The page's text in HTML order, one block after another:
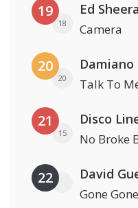
19
18
Ed
Camera
20
20 Talk To
21
15
Disco
No Broke
22
Gone